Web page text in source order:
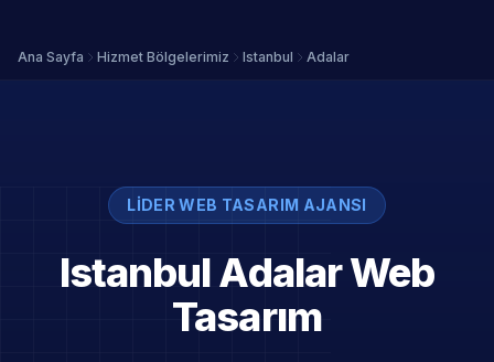
Ana Sayfa Hizmet Bölgelerimiz Istanbul Adalar
LIDER WEB TASARIM AJANSI
Istanbul Adalar Web
Tasarım